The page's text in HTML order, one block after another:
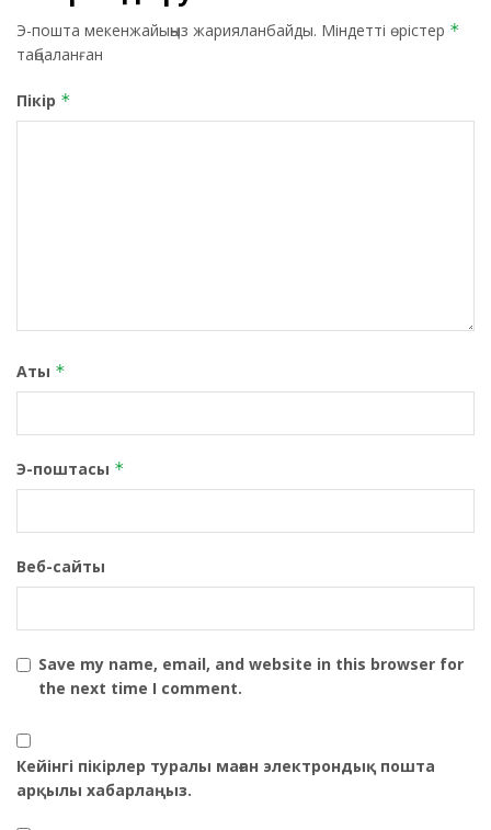
Э-пошта мекенжайыңыз жарияланбайды. Міндетті өрістер *
таңбаланған
Пікір *
Аты *
Э-поштасы *
Веб-сайты
Save my name, email, and website in this browser for
the next time I comment.
Кейінгі пікірлер туралы маған электрондық пошта
арқылы хабарлаңыз.